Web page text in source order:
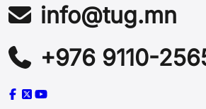
info@tug.mn
+976 9110-